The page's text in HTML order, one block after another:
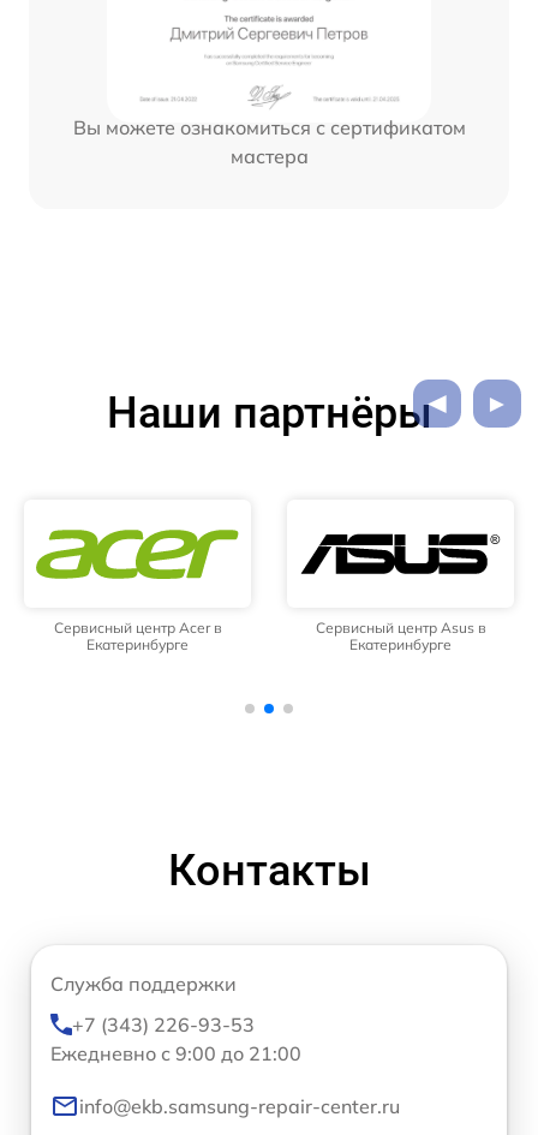
Вы можете ознакомиться с сертификатом
мастера
Наши партнёры
Сервисный центр Acer в
Екатеринбурге
Сервисный центр Asus в
Екатеринбурге
Контакты
Служба поддержки
+7 (343) 226-93-53
Ежедневно с 9:00 до 21:00
info@ekb.samsung-repair-center.ru